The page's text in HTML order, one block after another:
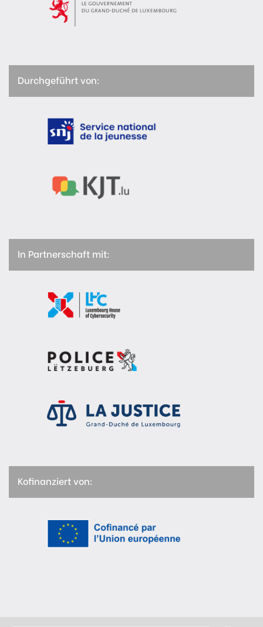
Durchgeführt von:
In Partnerschaft mit:
Kofinanziert von: